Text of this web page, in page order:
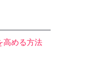
高める方法